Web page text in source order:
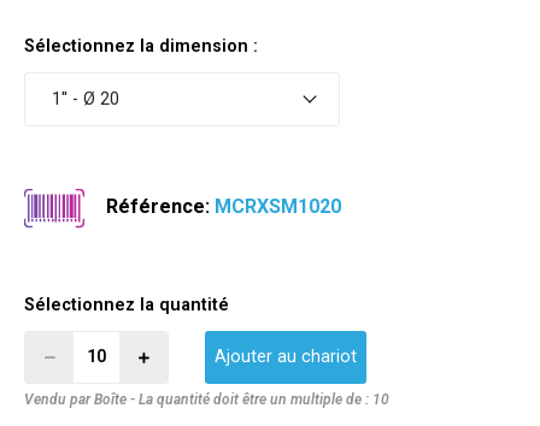
Sélectionnez la dimension :
1'' - Ø 20
Référence: MCRXSM1020
Sélectionnez la quantité
Ajouter au chariot
Vendu par Boîte - La quantité doit être un multiple de : 10